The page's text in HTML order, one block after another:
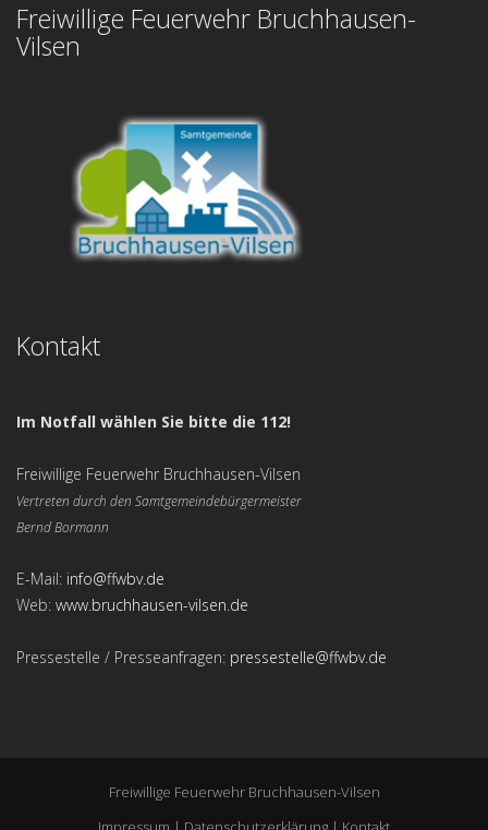
Freiwillige Feuerwehr Bruchhausen-
Vilsen
Kontakt
Im Notfall wählen Sie bitte die 112!
Freiwillige Feuerwehr Bruchhausen-Vilsen
Vertreten durch den Samtgemeindebürgermeister
Bernd Bormann
E-Mail: info@ffwbv.de
Web: www.bruchhausen-vilsen.de
Pressestelle / Presseanfragen: pressestelle@ffwbv.de
Freiwillige Feuerwehr Bruchhausen-Vilsen